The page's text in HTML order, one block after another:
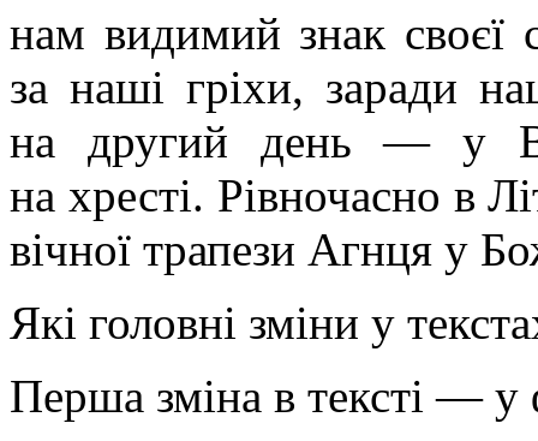
нам видимий знак своєї
за наші гріхи, заради
на другий день — у
на хресті. Рівночасно в
вічної трапези Агнця у
Які головні зміни у
Перша зміна в тексті — у